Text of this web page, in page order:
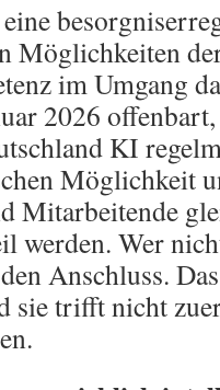
Möglichkeiten
im Umgang
2026
KI
Möglichkeit
Mitarbeitende
werden. Wer
Anschluss.
sie trifft nicht